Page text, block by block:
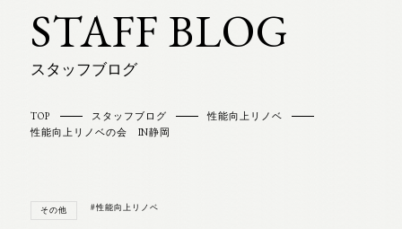
STAFF BLOG
スタッフブログ
TOP スタッフブログ
性能向上リノベ
性能向上リノベの会 IN静岡
その他 #性能向上リノベ